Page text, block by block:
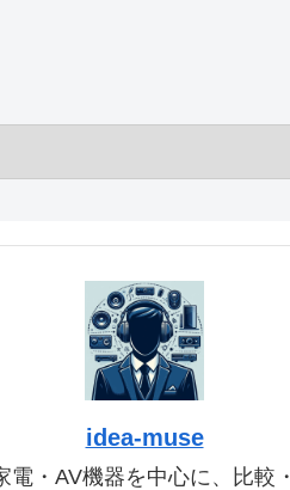
idea-muse
電・AV機器を中心に、比較・